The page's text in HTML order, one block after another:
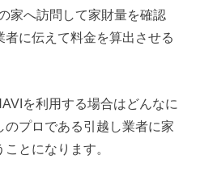
家へ訪問して家財量を確認
者に伝えて料金を算出させる
を利用する場合はどんなに
プロである引越し業者に家
とになります。